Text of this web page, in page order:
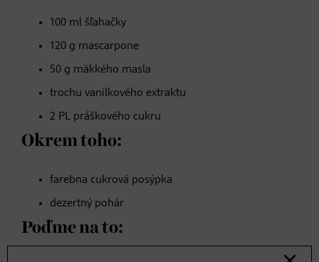
100 ml šľahačky
120 g mascarpone
50 g mäkkého masla
trochu vanilkového extraktu
2 PL práškového cukru
Okrem toho:
farebna cukrová posýpka
dezertný pohár
Poďme na to: